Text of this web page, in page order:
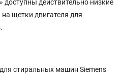
доступны действительно низкие
щетки двигателя для
стиральных машин Siemens